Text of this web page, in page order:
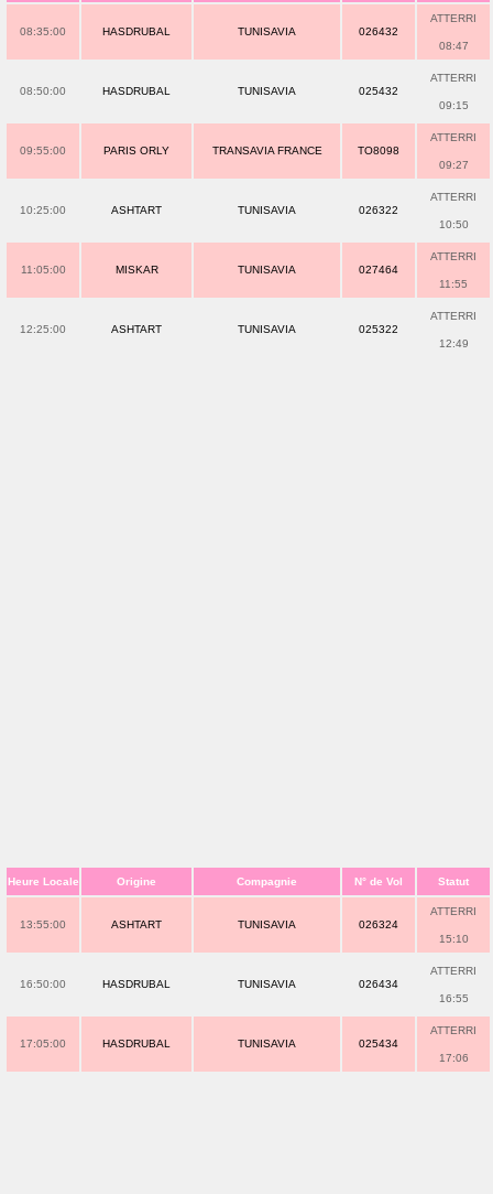
08:35:00 HASDRUBAL TUNISAVIA 026432
ATTERRI
08:47
08:50:00 HASDRUBAL TUNISAVIA 025432
ATTERRI
09:15
09:55:00 PARIS ORLY TRANSAVIA FRANCE TO8098
ATTERRI
09:27
10:25:00 ASHTART TUNISAVIA 026322
ATTERRI
10:50
11:05:00 MISKAR TUNISAVIA 027464
ATTERRI
11:55
12:25:00 ASHTART TUNISAVIA 025322
ATTERRI
12:49
Heure Locale Origine Compagnie N° de Vol Statut
13:55:00 ASHTART TUNISAVIA 026324
ATTERRI
15:10
16:50:00 HASDRUBAL TUNISAVIA 026434
ATTERRI
16:55
17:05:00 HASDRUBAL TUNISAVIA 025434
ATTERRI
17:06